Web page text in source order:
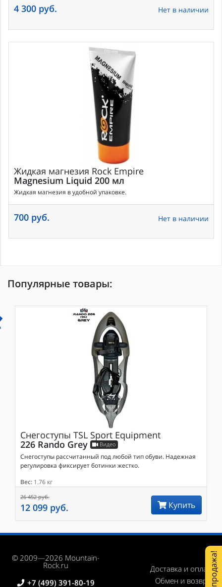
4 300 руб. Нет в наличии
Жидкая магнезия Rock Empire
Magnesium Liquid 200 мл
Жидкая магнезия в удобной упаковке.
700 руб. Нет в наличии
Популярные товары:
Снегоступы TSL Sport Equipment
226 Rando Grey Видео
Снегоступы рассчитанный под любой тип обуви. Надежная
регулировка фиксирует ботинки жестко.
Вес: 1.76 кг
26 452 руб.
12 099 руб. Купить
© 2009—2026 Mountain-
Rock.ru
+7 (499) 391-80-19
Доставка и оплата
Обмен и возвратРаспродажа!